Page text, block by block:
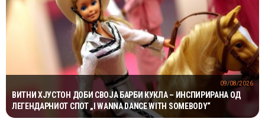
ВИТНИ ХЈУСТОН ДОБИ СВОЈА БАРБИ КУКЛА – ИНСПИРИРАНА ОД
ЛЕГЕНДАРНИОТ СПОТ „I WANNA DANCE WITH SOMEBODY“
09/08/2026